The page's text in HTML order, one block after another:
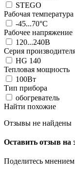
STEGO
Рабочая температура
-45...70°C
Рабочее напряжение
120...240В
Серия
HG 140
Тепловая мощность
100Вт
Тип прибора
обогреватель
Найти похожие
Отзывы не найдены
Оставить отзыв на
Поделитесь